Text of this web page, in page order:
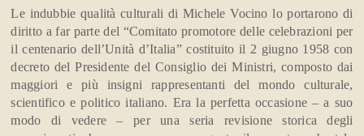
Le indubbie qualità culturali di Michele Vocino lo portarono di
diritto a far parte del “Comitato promotore delle celebrazioni per
il centenario dell’Unità d’Italia” costituito il 2 giugno 1958 con
decreto del Presidente del Consiglio dei Ministri, composto dai
maggiori e più insigni rappresentanti del mondo culturale,
scientifico e politico italiano. Era la perfetta occasione – a suo
modo di vedere – per una seria revisione storica degli